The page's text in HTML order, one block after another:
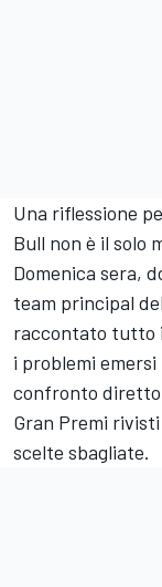
Una riflessione
Bull non è il solo
Domenica sera,
team principal
raccontato tutto
i problemi
confronto
Gran Premi
scelte sbagliate.